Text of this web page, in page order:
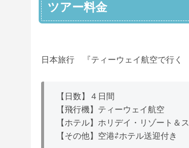
ツアー料金
日本旅行 『ティーウェイ航空で行
【日数】４日間
【飛行機】ティーウェイ航空
【ホテル】ホリデイ・リゾート
【その他】空港⇄ホテル送迎付き